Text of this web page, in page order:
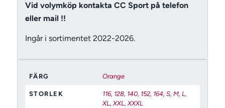
Vid volymköp kontakta CC Sport på telefon
eller mail !!
Ingår i sortimentet 2022-2026.
FÄRG Orange
STORLEK 116, 128, 140, 152, 164, S, M, L,
XL,XXL,XXXL